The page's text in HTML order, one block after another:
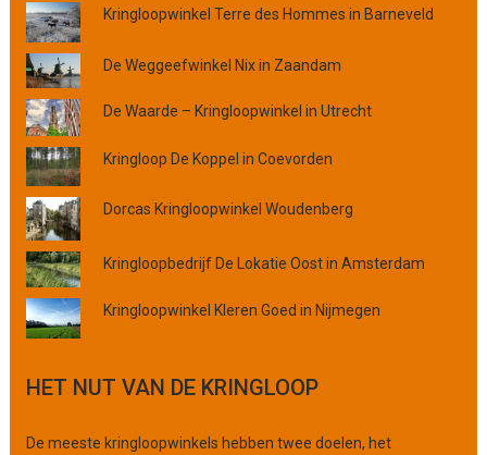
s
,
p
r
o
v
i
n
c
i
e
o
f
o
a
i
Kringloopwinkel Terre des Hommes in Barneveld
De Weggeefwinkel Nix in Zaandam
De Waarde – Kringloopwinkel in Utrecht
Kringloop De Koppel in Coevorden
Dorcas Kringloopwinkel Woudenberg
Kringloopbedrijf De Lokatie Oost in Amsterdam
Kringloopwinkel Kleren Goed in Nijmegen
HET NUT VAN DE KRINGLOOP
De meeste kringloopwinkels hebben twee doelen, het